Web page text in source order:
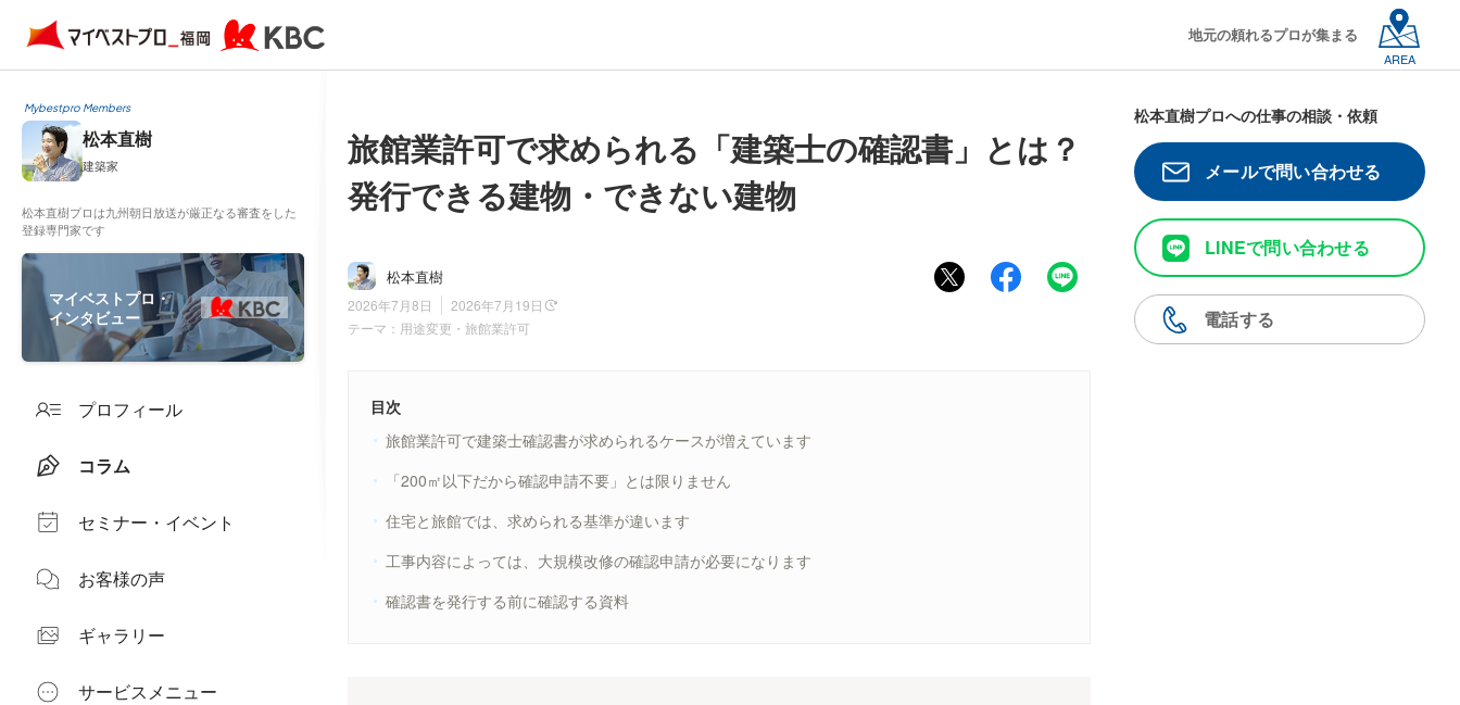
地元の頼れるプロが集まる
AREA
Mybestpro Members
松本直樹
建築家
松本直樹プロは九州朝日放送が厳正なる審査をした
登録専門家です
マイベストプロ・
インタビュー
プロフィール
コラム
セミナー・イベント
お客様の声
ギャラリー
サービスメニュー
旅館業許可で求められる「建築士の確認書」とは？
発行できる建物・できない建物
松本直樹
2026年7月8日
2026年7月19日
テーマ： 用途変更・旅館業許可
目次
旅館業許可で建築士確認書が求められるケースが増えています
「200㎡以下だから確認申請不要」とは限りません
住宅と旅館では、求められる基準が違います
工事内容によっては、大規模改修の確認申請が必要になります
確認書を発行する前に確認する資料
松本直樹プロへの仕事の相談・依頼
メールで問い合わせる
LINEで問い合わせる
電話する